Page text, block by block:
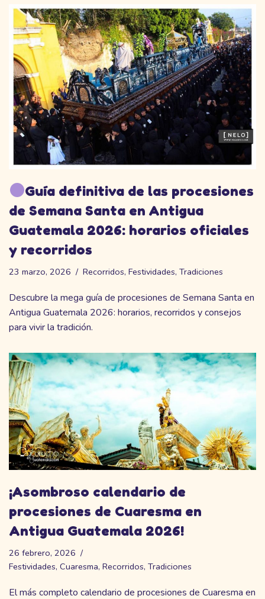
Guía definitiva de las procesiones
de Semana Santa en Antigua
Guatemala 2026: horarios oficiales
y recorridos
23 marzo, 2026 Recorridos, Festividades, Tradiciones
Descubre la mega guía de procesiones de Semana Santa en
Antigua Guatemala 2026: horarios, recorridos y consejos
para vivir la tradición.
¡Asombroso calendario de
procesiones de Cuaresma en
Antigua Guatemala 2026!
26 febrero, 2026
Festividades, Cuaresma, Recorridos, Tradiciones
El más completo calendario de procesiones de Cuaresma en